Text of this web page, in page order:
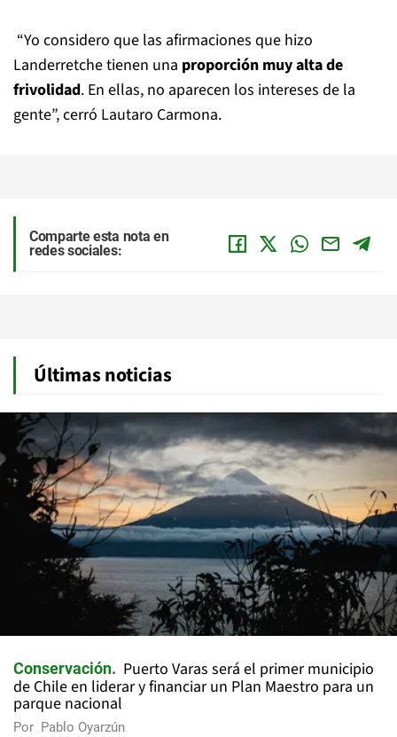
“Yo considero que las afirmaciones que hizo
Landerretche tienen una proporción muy alta de
frivolidad. En ellas, no aparecen los intereses de la
gente”, cerró Lautaro Carmona.
Comparte esta nota en
redes sociales:
Últimas noticias
Conservación
Puerto Varas será el primer municipio
de Chile en liderar y financiar un Plan Maestro para un
parque nacional
Por Pablo Oyarzún